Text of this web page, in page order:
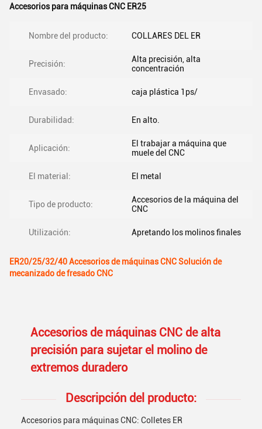
Accesorios para máquinas CNC ER25
Nombre del producto: COLLARES DEL ER
Precisión:
Alta precisión, alta
concentración
Envasado: caja plástica 1ps/
Durabilidad: En alto.
Aplicación:
El trabajar a máquina que
muele del CNC
El material: El metal
Tipo de producto:
Accesorios de la máquina del
CNC
Utilización: Apretando los molinos finales
ER20/25/32/40 Accesorios de máquinas CNC Solución de
mecanizado de fresado CNC
Accesorios de máquinas CNC de alta
precisión para sujetar el molino de
extremos duradero
Descripción del producto:
Accesorios para máquinas CNC: Colletes ER